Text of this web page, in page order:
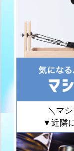
＼マ
▼近隣